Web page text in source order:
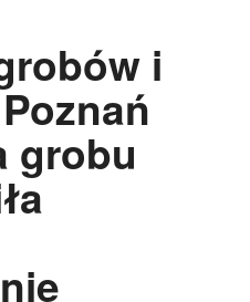
i
grobu